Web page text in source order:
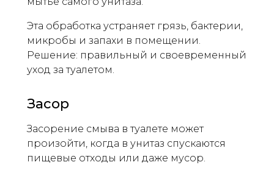
Эта обработка устраняет грязь, бактерии,
микробы и запахи в помещении.
Решение: правильный и своевременный
уход за туалетом.
Засор
Засорение смыва в туалете может
произойти, когда в унитаз спускаются
пищевые отходы или даже мусор.